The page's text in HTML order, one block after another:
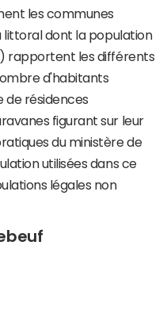
les communes
littoral dont la population
rapportent les différents
d'habitants
de résidences
figurant sur leur
du ministère de
utilisées dans ce
légales non